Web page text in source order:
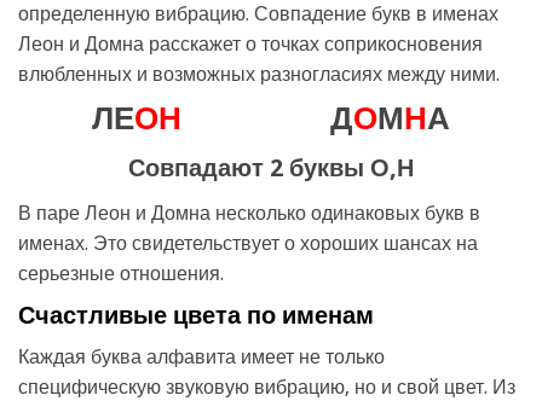
определенную вибрацию. Совпадение букв в именах
Леон и Домна расскажет о точках соприкосновения
влюбленных и возможных разногласиях между ними.
ЛЕОН ДОМНА
Совпадают 2 буквы О,Н
В паре Леон и Домна несколько одинаковых букв в
именах. Это свидетельствует о хороших шансах на
серьезные отношения.
Счастливые цвета по именам
Каждая буква алфавита имеет не только
специфическую звуковую вибрацию, но и свой цвет. Из